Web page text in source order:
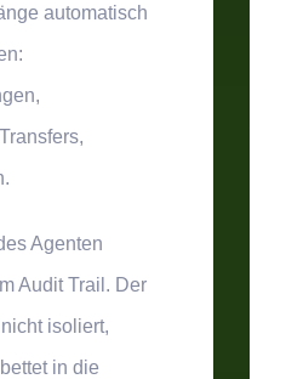
automatisch
Agenten
Audit Trail. Der
isoliert,
in die